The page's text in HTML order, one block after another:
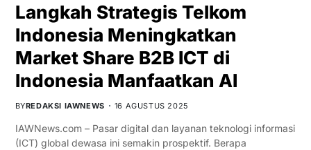
Langkah Strategis Telkom
Indonesia Meningkatkan
Market Share B2B ICT di
Indonesia Manfaatkan AI
BYREDAKSI IAWNEWS 16 AGUSTUS 2025
IAWNews.com – Pasar digital dan layanan teknologi informasi
(ICT) global dewasa ini semakin prospektif. Berapa